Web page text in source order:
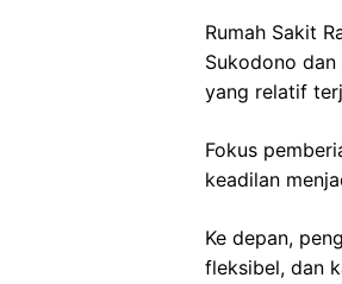
Rumah Sakit
Sukodono
yang relatif
Fokus
keadilan
Ke depan,
fleksibel, dan